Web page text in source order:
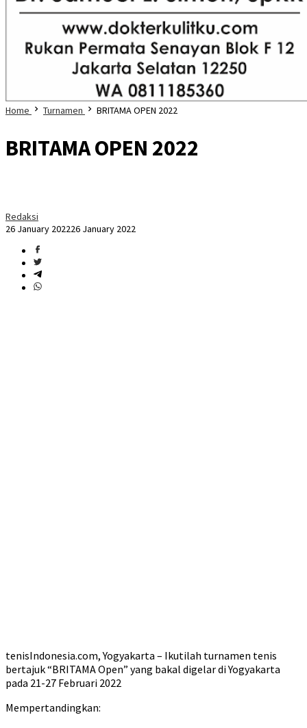
Home Turnamen BRITAMA OPEN 2022
BRITAMA OPEN 2022
Redaksi
26 January 202226 January 2022
tenisIndonesia.com, Yogyakarta – Ikutilah turnamen tenis
bertajuk “BRITAMA Open” yang bakal digelar di Yogyakarta
pada 21-27 Februari 2022
Mempertandingkan: